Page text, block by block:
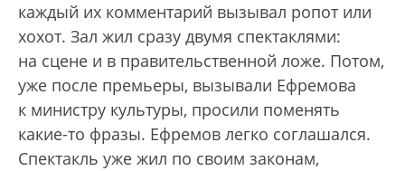
каждый их комментарий вызывал ропот или
хохот. Зал жил сразу двумя спектаклями:
на сцене и в правительственной ложе. Потом,
уже после премьеры, вызывали Ефремова
к министру культуры, просили поменять
какие-то фразы. Ефремов легко соглашался.
Спектакль уже жил по своим законам,